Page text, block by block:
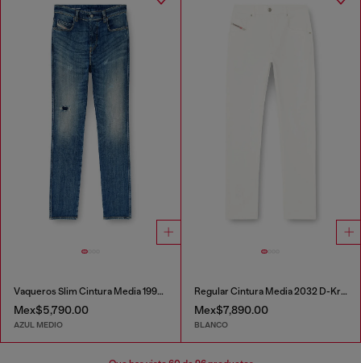
Vaqueros Slim Cintura Media 1993 D-Vyl
Mex$5,790.00
AZUL MEDIO
Regular Cintura Media 2032 D-Krooley-BW Joggjeans®
Mex$7,890.00
BLANCO